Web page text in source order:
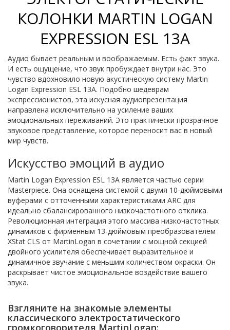
КОЛОНКИ MARTIN LOGAN
EXPRESSION ESL 13A
Аудио бывает реальным и воображаемым. Есть факт звука.
И есть ощущение, что звук пробуждает внутри нас. Это
чувство вдохновило новую акустическую систему Martin
Logan Expression ESL 13A. Подобно шедеврам
экспрессионистов, эта искусная аудиопрезентация
направлена исключительно на усиление ваших
эмоциональных переживаний. Это практически прозрачное
звуковое представление, которое переносит вас в новый
мир чувств.
Искусство эмоций в аудио
Martin Logan Expression ESL 13A является частью серии
Masterpiece. Она оснащена системой с двумя 10-дюймовыми
вуферами с отточенными характеристиками ARC для
идеально сбалансированного низкочастотного отклика.
Революционная интеграция этого массива низкочастотных
динамиков с фирменным 13-дюймовым преобразователем
XStat CLS от MartinLogan в сочетании с мощной секцией
двойного усилителя обеспечивает выразительное и
динамичное звучание с меньшим количеством окраски. Он
раскрывает чистое эмоциональное воздействие вашего
звука.
Взгляните на знакомые элементы
классического электростатического
громкоговорителя MartinLogan: